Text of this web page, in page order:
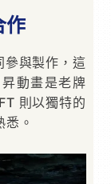
作
參與製作，這
動畫是老牌
則以獨特的
。